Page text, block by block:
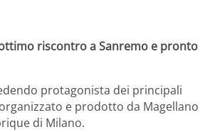
riscontro a Sanremo e pronto
protagonista dei principali
organizzato e prodotto da Magellano
di Milano.